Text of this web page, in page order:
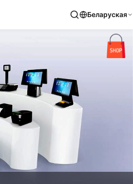
Беларуская